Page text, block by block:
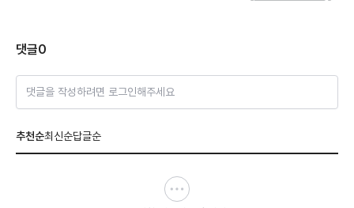
댓글0
댓글을 작성하려면 로그인해주세요
추천순최신순답글순